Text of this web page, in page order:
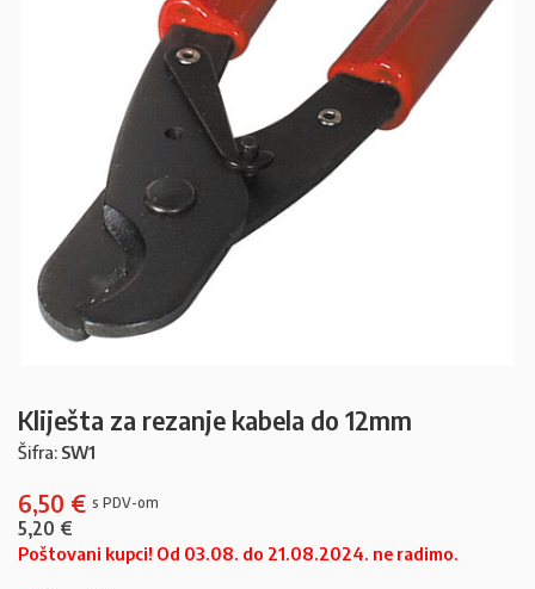
Kliješta za rezanje kabela do 12mm
Šifra: SW1
6,50 €
5,20 €
Poštovani kupci! Od 03.08. do 21.08.2024. ne radimo.